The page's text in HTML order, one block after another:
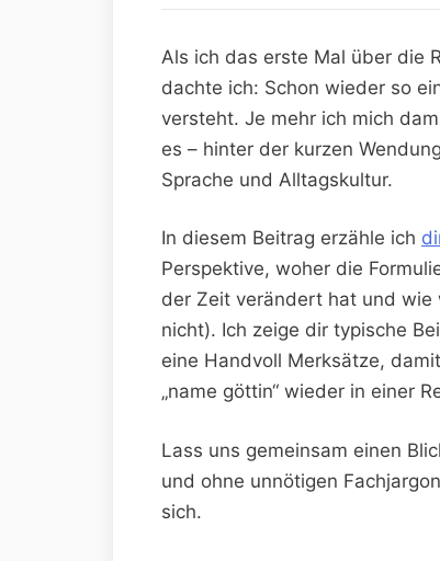
Als ich⁣ das erste Mal über die
dachte ​ich:⁢ Schon wieder so⁤
versteht. Je mehr ich mich
es⁣ – hinter der kurzen
Sprache und Alltagskultur.⁢
In diesem Beitrag erzähle ich
Perspektive, woher ⁢die​
‌der Zeit verändert‍ hat ‍und
nicht).​ Ich zeige⁤ dir typische
eine Handvoll ⁢Merksätze,⁤
„name ⁢göttin“⁣ wieder ‍in einer
Lass uns gemeinsam einen
‍und ohne ​unnötigen
‍sich.